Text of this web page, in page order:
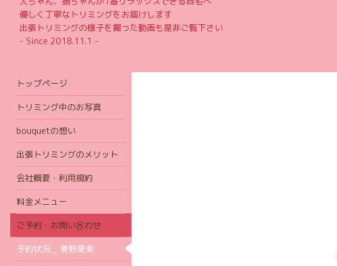
優しく丁寧なトリミングをお届けします
出張トリミングの様子を撮った動画も是非ご覧下さい
- Since 2018.11.1 -
トップページ
トリミング中のお写真
bouquetの想い
出張トリミングのメリット
会社概要・利用規約
料金メニュー
ご予約・お問い合わせ
予約状況 _ 菅野愛美